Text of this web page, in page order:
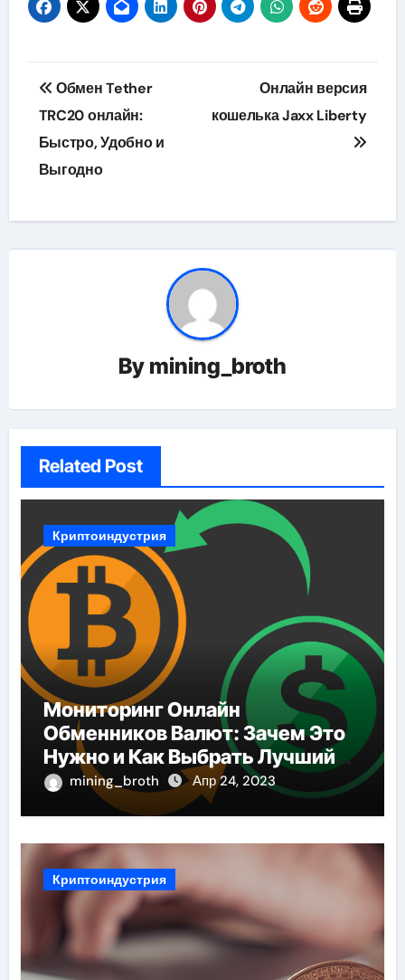
Навигация
по
записям
Обмен Tether
TRC20 онлайн:
Быстро, Удобно и
Выгодно
Онлайн версия
кошелька Jaxx Liberty
By mining_broth
Related Post
Криптоиндустрия
Мониторинг Онлайн
Обменников Валют: Зачем Это
Нужно и Как Выбрать Лучший
Сервис
mining_broth Апр 24, 2023
Криптоиндустрия